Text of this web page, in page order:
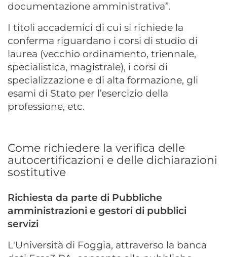
documentazione amministrativa”.
I titoli accademici di cui si richiede la
conferma riguardano i corsi di studio di
laurea (vecchio ordinamento, triennale,
specialistica, magistrale), i corsi di
specializzazione e di alta formazione, gli
esami di Stato per l’esercizio della
professione, etc.
Come richiedere la verifica delle
autocertificazioni e delle dichiarazioni
sostitutive
Richiesta da parte di Pubbliche
amministrazioni e gestori di pubblici
servizi
L'Università di Foggia, attraverso la banca